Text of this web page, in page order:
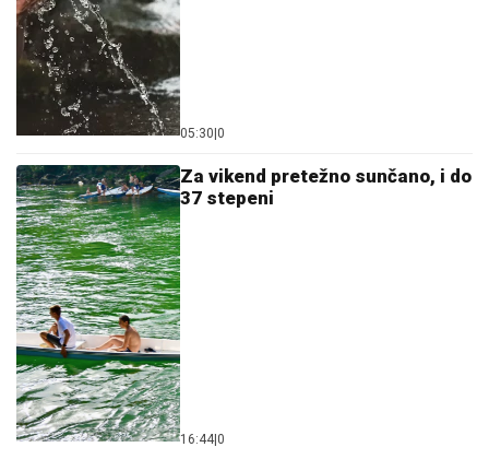
05:30 0
Za vikend pretežno sunčano, i do
37 stepeni
16:44 0